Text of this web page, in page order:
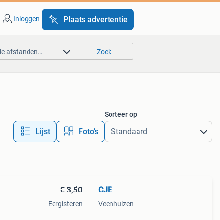
Inloggen Plaats advertentie
afstanden… Zoek
Lijst Foto’s
Sorteer op
€ 3,50
Eergisteren
CJE
Veenhuizen